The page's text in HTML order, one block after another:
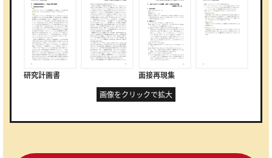
研究計画書
面接再現集
画像をクリックで拡大